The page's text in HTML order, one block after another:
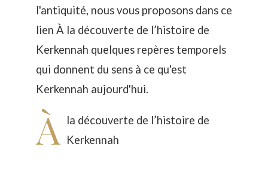
l'antiquité, nous vous proposons dans ce
lien À la découverte de l’histoire de
Kerkennah quelques repères temporels
qui donnent du sens à ce qu'est
Kerkennah aujourd'hui.
À
la découverte de l’histoire de
Kerkennah